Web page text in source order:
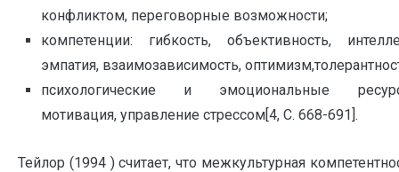
конфликтом, переговорные возможности;
компетенции: гибкость, объективность,
эмпатия, взаимозависимость,
психологические и эмоциональные
мотивация, управление стрессом[4, C. 668-691].
Тейлор (1994 ) считает, что межкультурная